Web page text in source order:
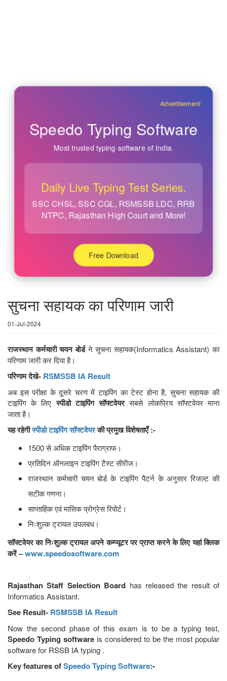
Advertisement
Speedo Typing Software
Most trusted typing software of India.
Daily Live Typing Test Series.
SSC CHSL, SSC CGL, RSMSSB LDC, RRB
NTPC, Rajasthan High Court and More!
Free Download
सुचना सहायक का परिणाम जारी
01-Jul-2024
राजस्थान कर्मचारी चयन बोर्डने सुचना सहायक(Informatics Assistant) का
परिणाम जारी कर दिया है।
परिणाम देखे- RSMSSB IA Result
अब इस परीक्षा के दूसरे चरण में टाइपिंग का टेस्ट होना है, सुचना सहायक की
टाइपिंग के लिएस्पीडो टाइपिंग सॉफ्टवेयरसबसे लोकप्रिय सॉफ्टवेयर माना
जाता है।
यह रहेगीस्पीडो टाइपिंग सॉफ्टवेयरकी प्रमुख विशेषताएँ :-
1500 से अधिक टाइपिंग पैराग्राफ।
प्रतिदिन ऑनलाइन टाइपिंग टैस्ट सीरीज।
राजस्थान कर्मचारी चयन बोर्ड के टाइपिंग पैटर्न के अनुसार रिजल्ट की
सटीक गणना।
साप्ताहिक एवं मासिक प्रोग्रेस रिपोर्ट।
निःशुल्क ट्रायल उपलबध।
सॉफ्टवेयर का निःशुल्क ट्रायल अपने कम्प्यूटर पर प्राप्त करने के लिए यहां क्लिक
करें –www.speedosoftware.com
Rajasthan Staff Selection Board has released the result of
Informatics Assistant.
See Result- RSMSSB IA Result
Now the second phase of this exam is to be a typing test,
Speedo Typing software is considered to be the most popular
software for RSSB IA typing .
Key features ofSpeedo Typing Software:-